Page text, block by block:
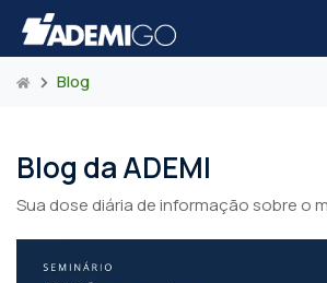
Blog
Blog da ADEMI
Sua dose diária de informação sobre o